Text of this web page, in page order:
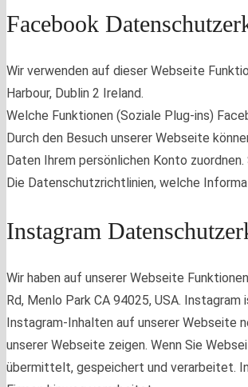
Facebook
Wir verwenden auf dieser Webseite
Harbour, Dublin 2 Ireland.
Welche Funktionen (Soziale Plug-ins)
Durch den Besuch unserer Webseite
Daten Ihrem persönlichen Konto
Die Datenschutzrichtlinien, welche
Instagram
Wir haben auf unserer Webseite
Rd, Menlo Park CA 94025, USA.
Instagram-Inhalten auf unserer Webseite
unserer Webseite zeigen. Wenn Sie
übermittelt, gespeichert und verarbeitet.